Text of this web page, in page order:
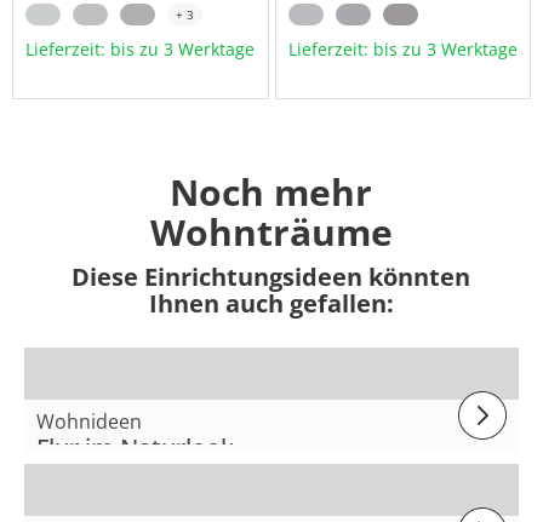
+ 3
Lieferzeit: bis zu 3 Werktage Lieferzeit: bis zu 3 Werktage
Noch mehr
Wohnträume
Diese Einrichtungsideen könnten
Ihnen auch gefallen:
Wohnideen
Flur im Naturlook